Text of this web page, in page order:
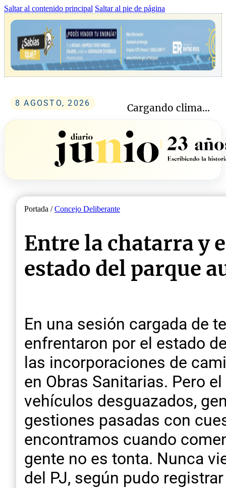
Saltar al contenido principal Saltar al pie de página
8 AGOSTO, 2026 Cargando clima...
Portada /Concejo Deliberante
Entre la chatarra y
estado del parque
En una sesión cargada de
enfrentaron por el estado
las incorporaciones de
en Obras Sanitarias. Pero
vehículos desguazados,
gestiones pasadas con
encontramos cuando
gente no es tonta. Nunca
del PJ, según pudo registrar